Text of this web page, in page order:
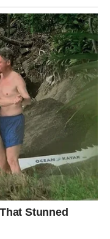
svima.
– to je